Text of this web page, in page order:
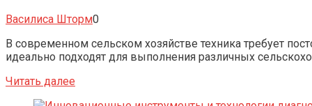
Василиса Шторм0
В современном сельском хозяйстве техника требует
идеально подходят для выполнения различных
Читать далее